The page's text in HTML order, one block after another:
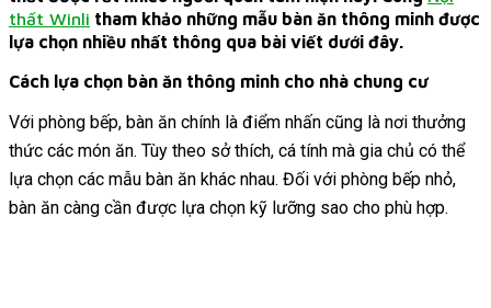
thất Winli tham khảo những mẫu bàn ăn thông minh được
lựa chọn nhiều nhất thông qua bài viết dưới đây.
Cách lựa chọn bàn ăn thông minh cho nhà chung cư
Với phòng bếp, bàn ăn chính là điểm nhấn cũng là nơi thưởng
thức các món ăn. Tùy theo sở thích, cá tính mà gia chủ có thể
lựa chọn các mẫu bàn ăn khác nhau. Đối với phòng bếp nhỏ,
bàn ăn càng cần được lựa chọn kỹ lưỡng sao cho phù hợp.